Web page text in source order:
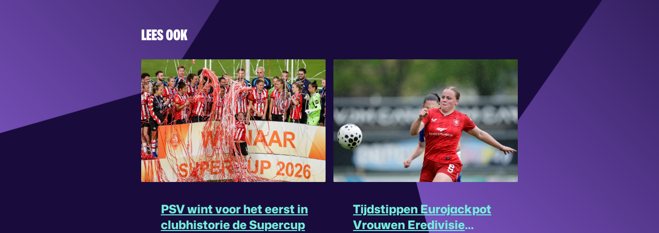
LEES OOK
PSV wint voor het eerst in
clubhistorie de Supercup
Tijdstippen Eurojackpot
Vrouwen Eredivisie